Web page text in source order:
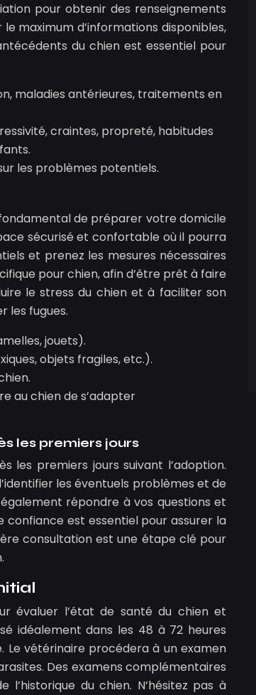
pour obtenir des renseignements
maximum d’informations disponibles,
du chien est essentiel pour
maladies antérieures, traitements en
craintes, propreté, habitudes
les problèmes potentiels.
de préparer votre domicile
sécurisé et confortable où il pourra
et prenez les mesures nécessaires
pour chien, afin d’être prêt à faire
le stress du chien et à faciliter son
les fugues.
jouets).
objets fragiles, etc.).
au chien de s’adapter
les premiers jours
les premiers jours suivant l’adoption.
les éventuels problèmes et de
répondre à vos questions et
confiance est essentiel pour assurer la
consultation est une étape clé pour
évaluer l’état de santé du chien et
idéalement dans les 48 à 72 heures
Le vétérinaire procédera à un examen
Des examens complémentaires
du chien. N’hésitez pas à